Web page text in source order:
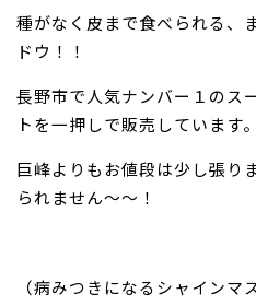
種がなく皮まで食べられる、
ドウ！！
長野市で人気ナンバー１のス
トを一押しで販売しています。
巨峰よりもお値段は少し張り
られません～～！
（病みつきになるシャインマ